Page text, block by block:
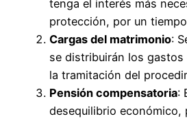
tenga el interés más
protección, por un
Cargas del matrimonio:
se distribuirán los gastos
la tramitación del
Pensión compensatoria:
desequilibrio económico,